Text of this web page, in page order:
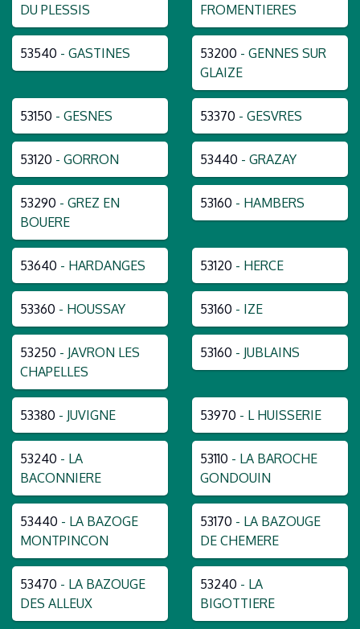
DU PLESSIS
FROMENTIERES
53540 - GASTINES 53200 - GENNES SUR
GLAIZE
53150 - GESNES 53370 - GESVRES
53120 - GORRON 53440 - GRAZAY
53290 - GREZ EN
BOUERE
53160 - HAMBERS
53640 - HARDANGES 53120 - HERCE
53360 - HOUSSAY 53160 - IZE
53250 - JAVRON LES
CHAPELLES
53160 - JUBLAINS
53380 - JUVIGNE 53970 - L HUISSERIE
53240 - LA
BACONNIERE
53110 - LA BAROCHE
GONDOUIN
53440 - LA BAZOGE
MONTPINCON
53170 - LA BAZOUGE
DE CHEMERE
53470 - LA BAZOUGE
DES ALLEUX
53240 - LA
BIGOTTIERE